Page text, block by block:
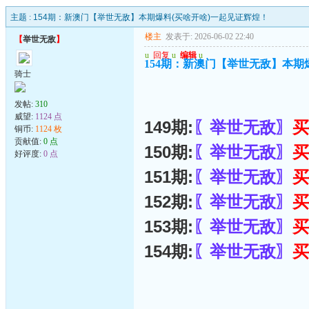
主题 : 154期：新澳门【举世无敌】本期爆料(买啥开啥)一起见证辉煌！
【举世无敌】
骑士
发帖: 310
威望: 1124 点
铜币: 1124 枚
贡献值: 0 点
好评度: 0 点
楼主 发表于: 2026-06-02 22:40
u 回复 u 编辑 u
154期：新澳门【举世无敌】本
149期: 〖举世无敌〗
150期: 〖举世无敌〗
151期: 〖举世无敌〗
152期: 〖举世无敌〗
153期: 〖举世无敌〗
154期: 〖举世无敌〗